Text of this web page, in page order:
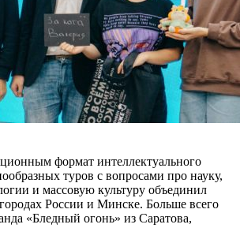
формат интеллектуального
туров с вопросами про науку,
и массовую культуру объединил
России и Минске. Больше всего
«Бледный огонь» из Саратова,